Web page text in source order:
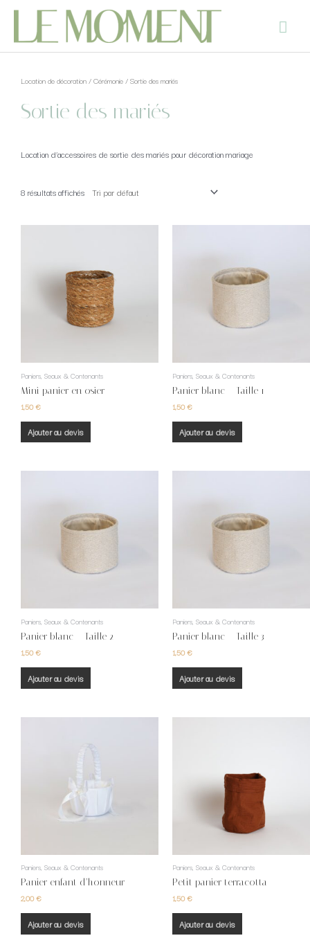
Location de décoration/Cérémonie/ Sortie des mariés
Sortie des mariés
Location d’accessoires de sortie des mariés pour décoration mariage
8 résultats affichés
Paniers, Seaux & Contenants
Mini panier en osier
1,50€
Ajouter au devis
Paniers, Seaux & Contenants
Panier blanc – Taille 1
1,50€
Ajouter au devis
Paniers, Seaux & Contenants
Panier blanc – Taille 2
1,50€
Ajouter au devis
Paniers, Seaux & Contenants
Panier blanc – Taille 3
1,50€
Ajouter au devis
Paniers, Seaux & Contenants
Panier enfant d’honneur
2,00€
Ajouter au devis
Paniers, Seaux & Contenants
Petit panier terracotta
1,50€
Ajouter au devis